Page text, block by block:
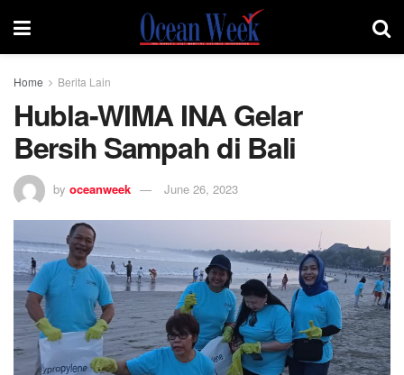
Home Berita Lain
Hubla-WIMA INA Gelar
Bersih Sampah di Bali
by oceanweek June 26, 2023